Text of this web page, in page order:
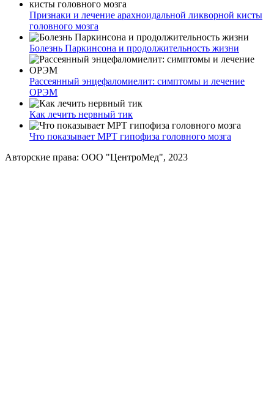
Признаки и лечение арахноидальной ликворной кисты
головного мозга
Болезнь Паркинсона и продолжительность жизни
Рассеянный энцефаломиелит: симптомы и лечение
ОРЭМ
Как лечить нервный тик
Что показывает МРТ гипофиза головного мозга
Авторские права: ООО "ЦентроМед", 2023